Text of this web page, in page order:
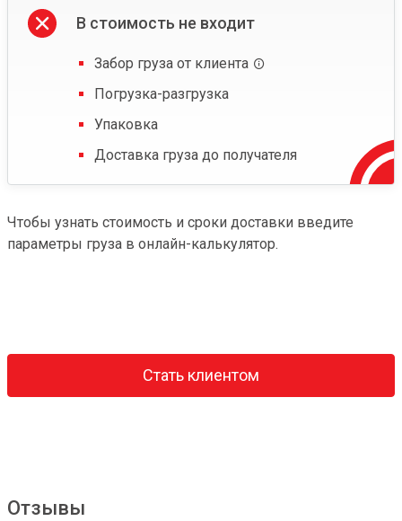
В стоимость не входит
Забор груза от клиента
Погрузка-разгрузка
Упаковка
Доставка груза до получателя
Чтобы узнать стоимость и сроки доставки введите
параметры груза в онлайн-калькулятор.
Стать клиентом
Отзывы